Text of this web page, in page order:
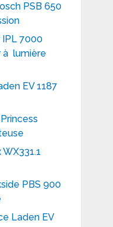
PSB 650
7000
à lumière
EV 1187
PBS 900
Laden EV